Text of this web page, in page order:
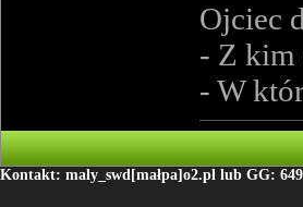
Ojciec
- Z kim
- W
Kontakt: maly_swd[małpa]o2.pl lub GG: